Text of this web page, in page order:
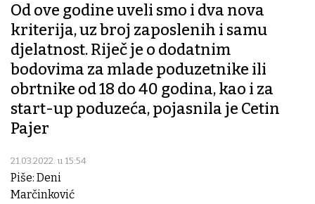
Od ove godine uveli smo i dva nova
kriterija, uz broj zaposlenih i samu
djelatnost. Riječ je o dodatnim
bodovima za mlade poduzetnike ili
obrtnike od 18 do 40 godina, kao i za
start-up poduzeća, pojasnila je Cetin
Pajer
21.03.2022. u 15:54
Piše: Deni
Marčinković